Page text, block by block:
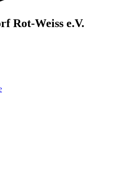
Rot-Weiss e.V.